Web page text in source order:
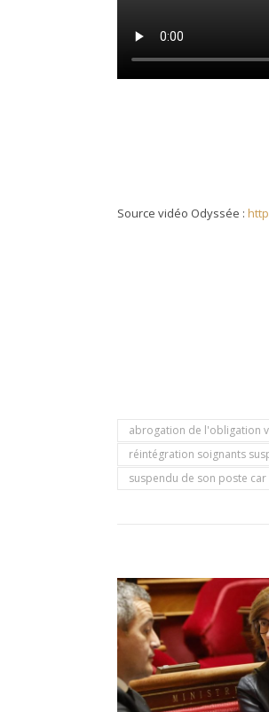
Source vidéo Odyssée :
abrogation de l'obligation
réintégration soignants
suspendu de son poste car